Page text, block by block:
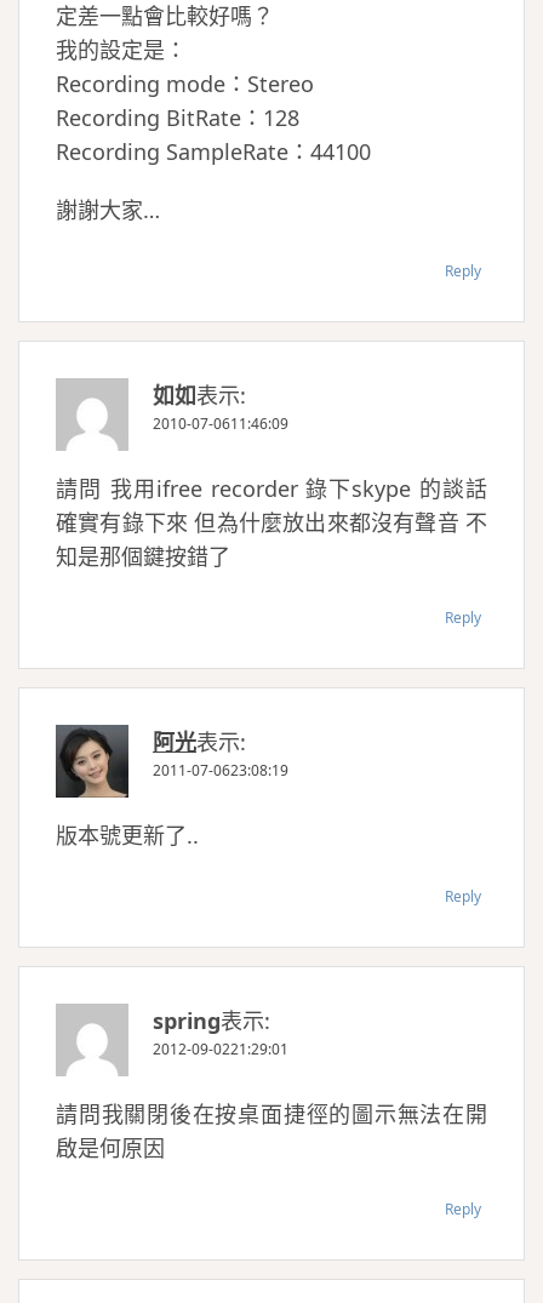
定差一點會比較好嗎？
我的設定是：
Recording mode：Stereo
Recording BitRate：128
Recording SampleRate：44100
謝謝大家…
Reply
如如表示:
2010-07-0611:46:09
請問 我用ifree recorder 錄下skype 的談話
確實有錄下來 但為什麼放出來都沒有聲音 不
知是那個鍵按錯了
Reply
阿光表示:
2011-07-0623:08:19
版本號更新了..
Reply
spring表示:
2012-09-0221:29:01
請問我關閉後在按桌面捷徑的圖示無法在開
啟是何原因
Reply